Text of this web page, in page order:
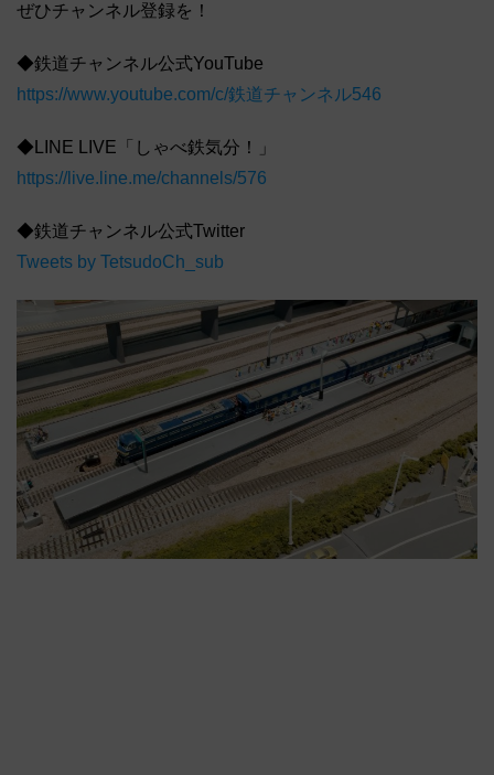
ぜひチャンネル登録を！
◆鉄道チャンネル公式YouTube
https://www.youtube.com/c/鉄道チャンネル546
◆LINE LIVE「しゃべ鉄気分！」
https://live.line.me/channels/576
◆鉄道チャンネル公式Twitter
Tweets by TetsudoCh_sub